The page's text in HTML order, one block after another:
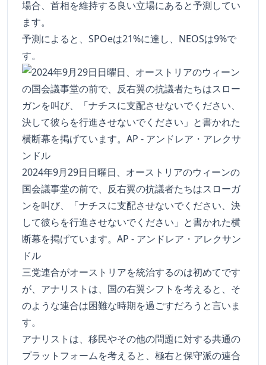
場合、首相を維持する良い立場にあると予測してい
ます。
予測によると、SPOeは21%に達し、NEOSは9%で
す。
2024年9月29日日曜日、オーストリアのウィーンの
国会議事堂の前で、反右翼の抗議者たちはスローガ
ンを叫び、「ナチスに支配させないでください、決
して彼らを行進させないでください」と書かれた横
断幕を掲げています。AP - アンドレア・アレクサン
ドル
三党連合がオーストリアを統治するのは初めてです
が、アナリストは、国の右翼シフトを考えると、そ
のような連合は困難な時期を過ごすだろうと言いま
す。
アナリストは、移民やその他の問題に対する共通の
プラットフォームを考えると、極右と保守派の連合